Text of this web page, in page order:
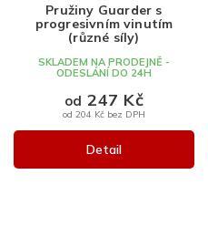
Pružiny Guarder s
progresivním vinutím
(různé síly)
SKLADEM NA PRODEJNĚ -
ODESLÁNÍ DO 24H
od 204 Kč bez DPH
od 247 Kč
Detail